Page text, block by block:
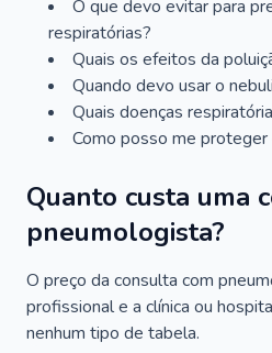
O que devo evitar para
respiratórias?
Quais os efeitos da
Quando devo usar o
Quais doenças
Como posso me
Quanto custa uma
pneumologista?
O preço da consulta com
profissional e a clínica ou
nenhum tipo de tabela.